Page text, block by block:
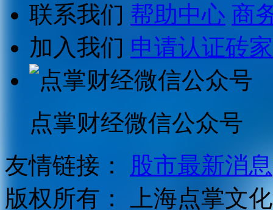
联系我们 帮助中心 商
加入我们 申请认证砖家
点掌财经微信公众号
友情链接：
股市最新消息
版权所有：
上海点掌文